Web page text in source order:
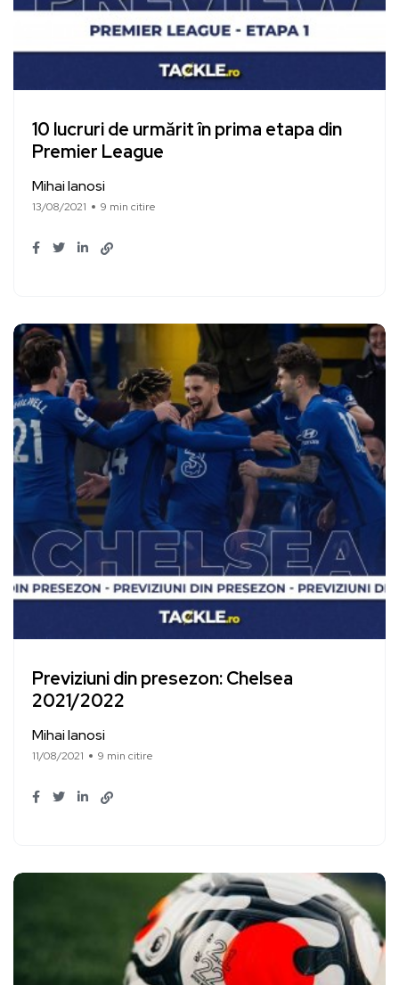
10 lucruri de urmărit în prima etapa din
Premier League
Mihai Ianosi
13/08/2021 9 min citire
Previziuni din presezon: Chelsea
2021/2022
Mihai Ianosi
11/08/2021 9 min citire